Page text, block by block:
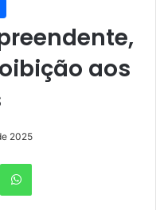
aos
2025
WhatsApp